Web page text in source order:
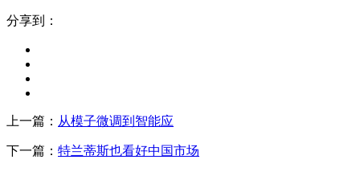
分享到：
上一篇： 从模子微调到智能应
下一篇： 特兰蒂斯也看好中国市场